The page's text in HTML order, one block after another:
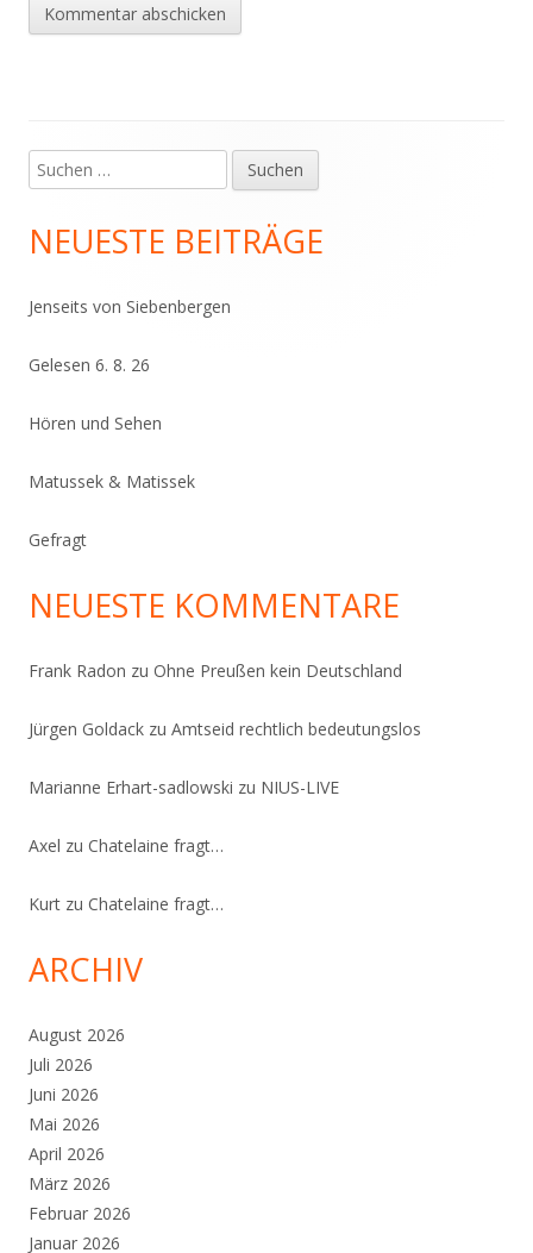
Haupt-
Seitenleiste
Suchen
nach:
NEUESTE BEITRÄGE
Jenseits von Siebenbergen
Gelesen 6. 8. 26
Hören und Sehen
Matussek & Matissek
Gefragt
NEUESTE KOMMENTARE
Frank Radon zu Ohne Preußen kein Deutschland
Jürgen Goldack zu Amtseid rechtlich bedeutungslos
Marianne Erhart-sadlowski zu NIUS-LIVE
Axel zu Chatelaine fragt…
Kurt zu Chatelaine fragt…
ARCHIV
August 2026
Juli 2026
Juni 2026
Mai 2026
April 2026
März 2026
Februar 2026
Januar 2026